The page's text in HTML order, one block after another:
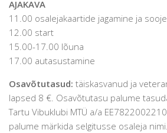
AJAKAVA
11.00 osalejakaartide jagamine ja
12.00 start
15.00-17.00 lõuna
17.00 autasustamine
Osavõtutasud: täiskasvanud ja
lapsed 8 €. Osavõtutasu palume
Tartu Vibuklubi MTÜ a/a
palume märkida selgitusse osaleja